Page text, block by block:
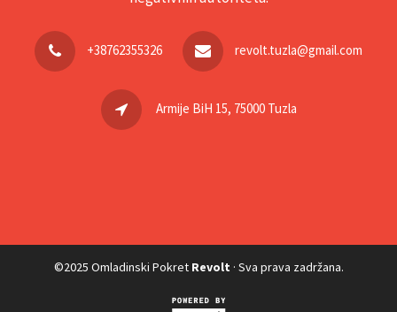
+38762355326 revolt.tuzla@gmail.com
Armije BiH 15, 75000 Tuzla
©2025 Omladinski Pokret Revolt · Sva prava zadržana.